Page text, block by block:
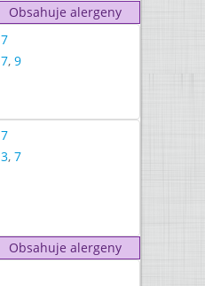
Obsahuje alergeny
7
7, 9
7
3, 7
Obsahuje alergeny